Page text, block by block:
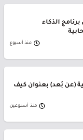
الذكاء
منذ أسبوع
(عن بُعد) بعنوان كيف
منذ أسبوعين